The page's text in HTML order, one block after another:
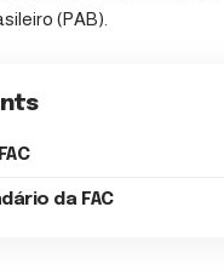
(PAB).
da FAC